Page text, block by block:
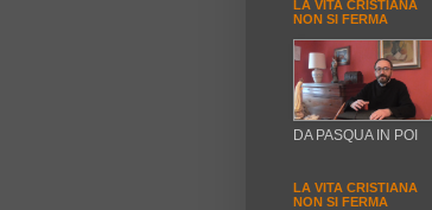
LA VITA CRISTIANA
NON SI FERMA
DA PASQUA IN POI
LA VITA CRISTIANA
NON SI FERMA